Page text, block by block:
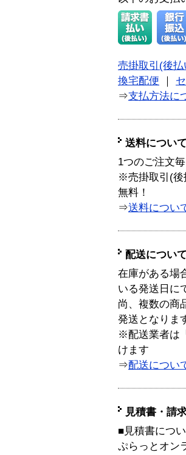
売掛取引(後払
換宅配便
⇒支払方法に
送料について
1つのご注文
※売掛取引(後
無料！
⇒送料につい
配送について
在庫がある場
いる発送日に
尚、複数の商
発送となりま
※配送業者は
けます
⇒配送につい
見積書・請
■見積書につ
ぷらっとオン